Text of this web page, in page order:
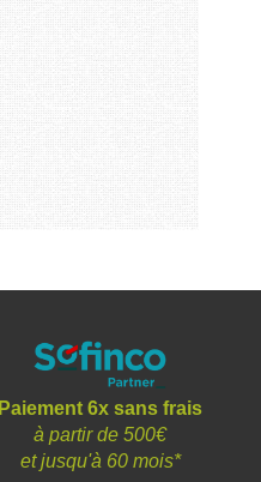
Paiement 6x sans frais
à partir de 500€
etjusqu'à 60 mois*